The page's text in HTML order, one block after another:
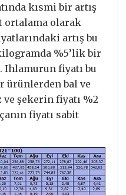
kısmi bir artış
ortalama olarak
artış bu
%5’lik bir
Ihlamurun fiyatı bu
ürünlerden bal ve
şekerin fiyatı %2
fiyatı sabit